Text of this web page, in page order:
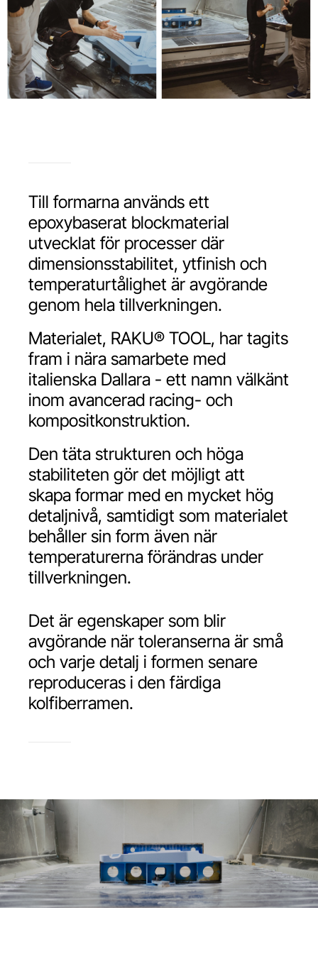
Till formarna används ett
epoxybaserat blockmaterial
utvecklat för processer där
dimensionsstabilitet, ytfinish och
temperaturtålighet är avgörande
genom hela tillverkningen.
Materialet, RAKU® TOOL, har tagits
fram i nära samarbete med
italienska Dallara - ett namn välkänt
inom avancerad racing- och
kompositkonstruktion.
Den täta strukturen och höga
stabiliteten gör det möjligt att
skapa formar med en mycket hög
detaljnivå, samtidigt som materialet
behåller sin form även när
temperaturerna förändras under
tillverkningen.
Det är egenskaper som blir
avgörande när toleranserna är små
och varje detalj i formen senare
reproduceras i den färdiga
kolfiberramen.